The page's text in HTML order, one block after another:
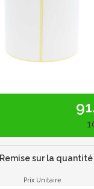
Remise sur la quantité
Prix Unitaire